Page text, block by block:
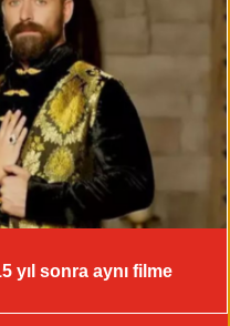
yıl sonra aynı filme